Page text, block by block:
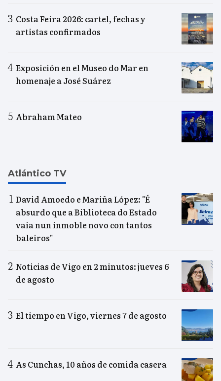
Costa Feira 2026: cartel, fechas y
artistas confirmados
Exposición en el Museo do Mar en
homenaje a José Suárez
Abraham Mateo
Atlántico TV
David Amoedo e Mariña López: "É
absurdo que a Biblioteca do Estado
vaia nun inmoble novo con tantos
baleiros"
Noticias de Vigo en 2 minutos: jueves 6
de agosto
El tiempo en Vigo, viernes 7 de agosto
As Cunchas, 10 años de comida casera